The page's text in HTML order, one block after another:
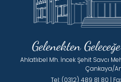
Gelenekten
Ahlatlıbel Mh. İncek Şehit Savcı
Çankaya/
Tel: (0312) 489 81 80 |